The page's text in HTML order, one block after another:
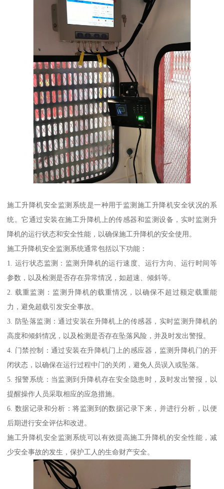
施工升降机安全监测系统是一种用于监测施工升降机安全状况的系
统。它通过安装在施工升降机上的传感器和监测设备，实时监测升
降机的运行状态和安全性能，以确保施工升降机的安全使用。
施工升降机安全监测系统通常包括以下功能：
1. 运行状态监测：监测升降机的运行速度、运行方向、运行时间等
参数，以及检测是否存在异常情况，如超速、倾斜等。
2. 载重监测：监测升降机的载重情况，以确保不超过额定载重能
力，避免超载引发安全事故。
3. 防坠落监测：通过安装在升降机上的传感器，实时监测升降机的
高度和倾斜情况，以及检测是否存在坠落风险，并及时发出警报。
4. 门禁控制：通过安装在升降机门上的感应器，监测升降机门的开
闭状态，以确保在运行过程中门的关闭，避免人员误入或坠落。
5. 报警系统：当监测到升降机存在安全隐患时，及时发出警报，以
提醒操作人员采取相应的应急措施。
6. 数据记录和分析：将监测到的数据记录下来，并进行分析，以便
后期进行安全评估和改进。
施工升降机安全监测系统可以有效提高施工升降机的安全性能，减
少安全事故的发生，保护工人的生命财产安全。